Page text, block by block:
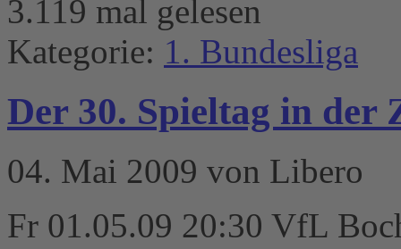
3.119 mal gelesen
Kategorie: 1. Bundesliga
Der 30. Spieltag in der
04. Mai 2009 von Libero
Fr 01.05.09 20:30 VfL